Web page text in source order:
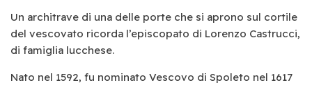
Un architrave di una delle porte che si aprono sul cortile
del vescovato ricorda l’episcopato di Lorenzo Castrucci,
di famiglia lucchese.
Nato nel 1592, fu nominato Vescovo di Spoleto nel 1617